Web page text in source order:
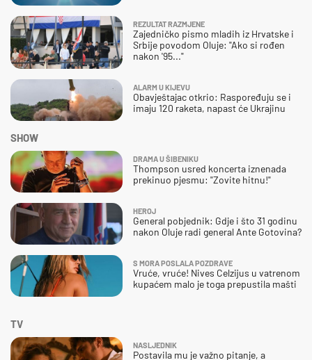
REZULTAT RAZMJENE
Zajedničko pismo mladih iz Hrvatske i
Srbije povodom Oluje: "Ako si rođen
nakon '95..."
ALARM U KIJEVU
Obavještajac otkrio: Raspoređuju se i
imaju 120 raketa, napast će Ukrajinu
SHOW
DRAMA U ŠIBENIKU
Thompson usred koncerta iznenada
prekinuo pjesmu: "Zovite hitnu!"
HEROJ
General pobjednik: Gdje i što 31 godinu
nakon Oluje radi general Ante Gotovina?
S MORA POSLALA POZDRAVE
Vruće, vruće! Nives Celzijus u vatrenom
kupaćem malo je toga prepustila mašti
TV
NASLJEDNIK
Postavila mu je važno pitanje, a